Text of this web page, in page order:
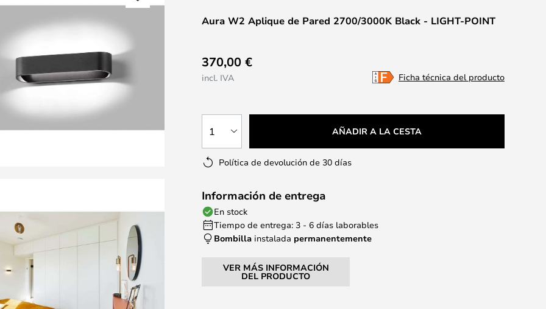
Aura W2 Aplique de Pared 2700/3000K Black - LIGHT-POINT
370,00 €
incl. IVA Ficha técnica del producto
1 AÑADIR A LA CESTA
Política de devolución de 30 días
Información de entrega
En stock
Tiempo de entrega: 3 - 6 días laborables
Bombilla instalada permanentemente
VER MÁS INFORMACIÓN
DEL PRODUCTO